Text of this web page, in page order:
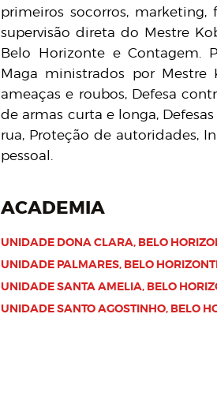
primeiros socorros,
supervisão direta do Mestre
Belo Horizonte e Contagem.
Maga ministrados por
ameaças e roubos, Defesa
de armas curta e longa,
rua, Proteção de autoridades,
pessoal.
ACADEMIA
UNIDADE DONA CLARA, BELO
UNIDADE PALMARES, BELO
UNIDADE SANTA AMELIA, BELO
UNIDADE SANTO AGOSTINHO, BELO